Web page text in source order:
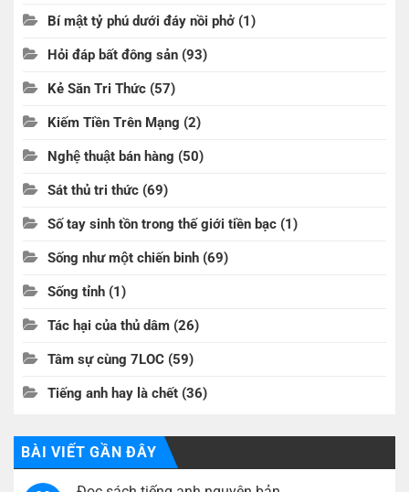
Bí mật tỷ phú dưới đáy nồi phở (1)
Hỏi đáp bất đông sản (93)
Kẻ Săn Tri Thức (57)
Kiếm Tiền Trên Mạng (2)
Nghệ thuật bán hàng (50)
Sát thủ tri thức (69)
Số tay sinh tồn trong thế giới tiền bạc (1)
Sống như một chiến binh (69)
Sống tỉnh (1)
Tác hại của thủ dâm (26)
Tâm sự cùng 7LOC (59)
Tiếng anh hay là chết (36)
BÀI VIẾT GẦN ĐÂY